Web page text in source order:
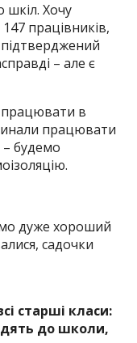
шкіл. Хочу
працівників,
– але є
в
працювати
будемо
дуже хороший
садочки
старші класи:
до школи,